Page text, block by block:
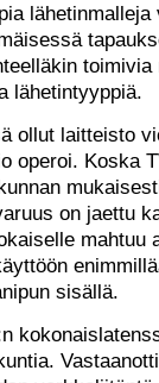
lähetintyyppiä.
ollut laitteisto
operoi. Koska
on jaettu
mahtuu
sisällä.